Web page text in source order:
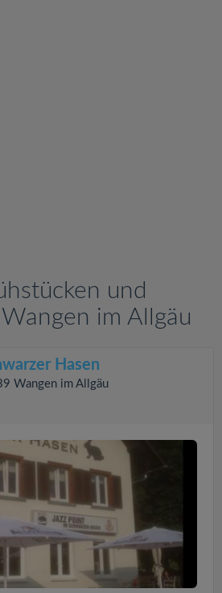
und
im Allgäu
Hasen
Wangen im Allgäu